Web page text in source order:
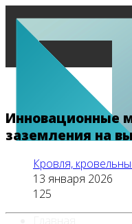
Инновационные
заземления на
Кровля,
13 января 2026
125